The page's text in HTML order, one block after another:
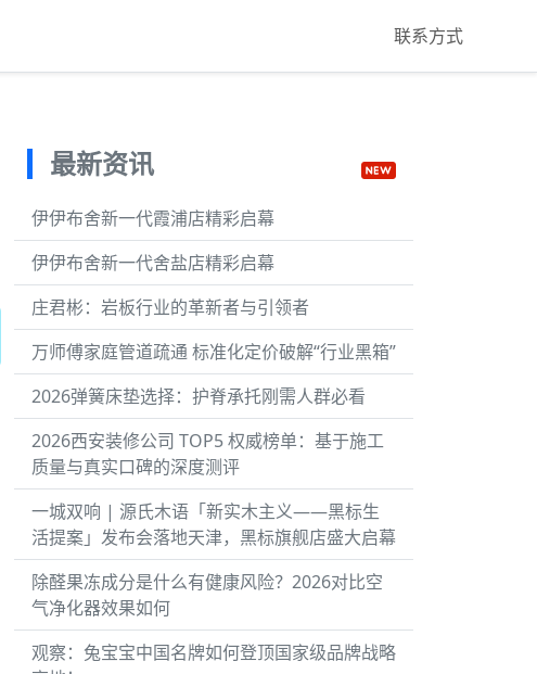
联系方式
最新资讯
伊伊布舍新一代霞浦店精彩启幕
伊伊布舍新一代舍盐店精彩启幕
庄君彬：岩板行业的革新者与引领者
万师傅家庭管道疏通 标准化定价破解“行业黑箱”
2026弹簧床垫选择：护脊承托刚需人群必看
2026西安装修公司 TOP5 权威榜单：基于施工
质量与真实口碑的深度测评
一城双响 | 源氏木语「新实木主义——黑标生
活提案」发布会落地天津，黑标旗舰店盛大启幕
除醛果冻成分是什么有健康风险？2026对比空
气净化器效果如何
观察：兔宝宝中国名牌如何登顶国家级品牌战略